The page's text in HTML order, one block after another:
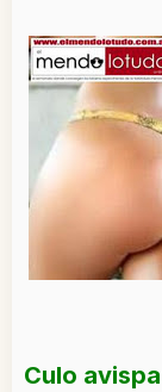
Culo avispa